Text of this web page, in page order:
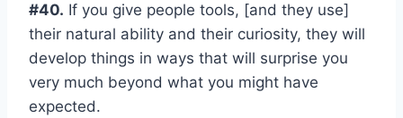
#40. If you give people tools, [and they use]
their natural ability and their curiosity, they will
develop things in ways that will surprise you
very much beyond what you might have
expected.